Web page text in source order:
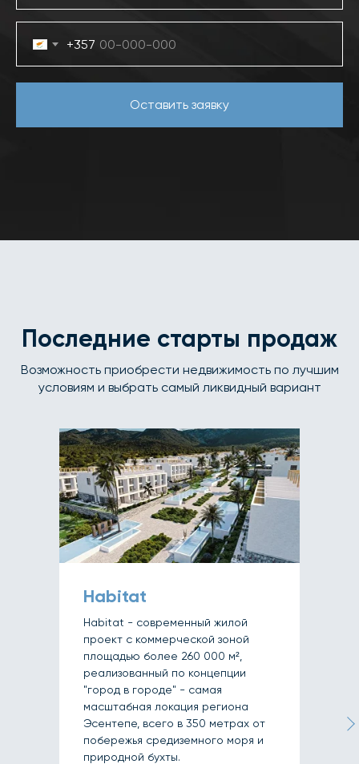
+357
Оставить заявку
Последние старты продаж
Возможность приобрести недвижимость по лучшим
условиям и выбрать самый ликвидный вариант
Habitat
Habitat - современный жилой
проект с коммерческой зоной
площадью более 260 000 м²,
реализованный по концепции
"город в городе" - самая
масштабная локация региона
Эсентепе, всего в 350 метрах от
побережья средиземного моря и
природной бухты.